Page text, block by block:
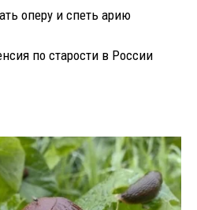
оперу и спеть арию
по старости в России